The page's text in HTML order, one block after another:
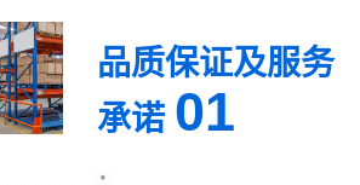
品质保证及服务
承诺 01